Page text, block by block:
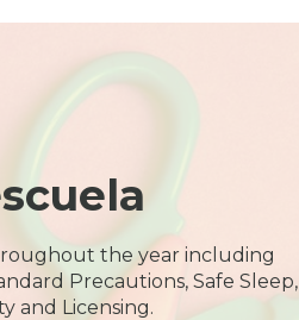
the year including
Precautions, Safe Sleep,
and Licensing.